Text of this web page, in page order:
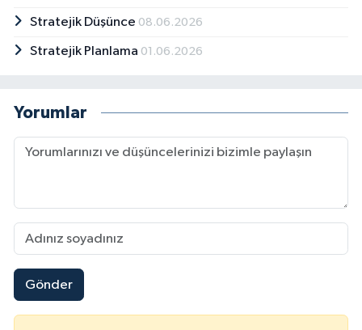
Stratejik Düşünce 08.06.2026
Stratejik Planlama 01.06.2026
Yorumlar
Gönder